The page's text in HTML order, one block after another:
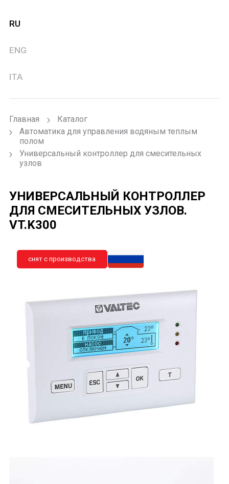
RU
ENG
ITA
Главная
Каталог
Автоматика для управления водяным теплым
полом
Универсальный контроллер для смесительных
узлов
УНИВЕРСАЛЬНЫЙ КОНТРОЛЛЕР
ДЛЯ СМЕСИТЕЛЬНЫХ УЗЛОВ.
VT.K300
снят с производства